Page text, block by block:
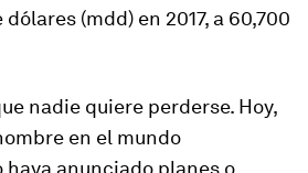
(mdd) en 2017, a 60,700
nadie quiere perderse. Hoy,
en el mundo
anunciado planes o